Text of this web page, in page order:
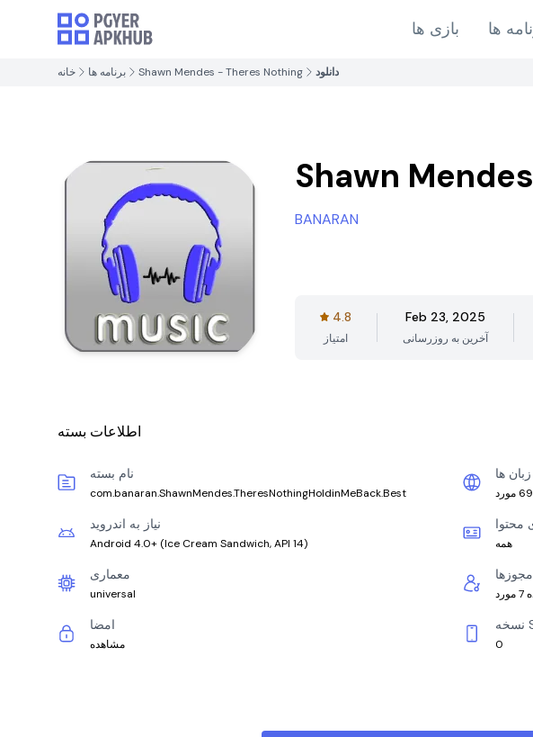
بازی ها ها
خانه برنامه ها Shawn Mendes - Theres Nothing دانلود
Shawn
BANARAN
4.8
امتیاز
Feb 23, 2025
آخرین به روزرسانی
اطلاعات بسته
نام بسته
com.banaran.ShawnMendes.TheresNothingHoldinMeBack.Best
زبان ها
نیاز به اندروید
Android 4.0+ (Ice Cream Sandwich, API 14)
محتوا
همه
معماری
universal
مجوزها
امضا
مشاهده 0